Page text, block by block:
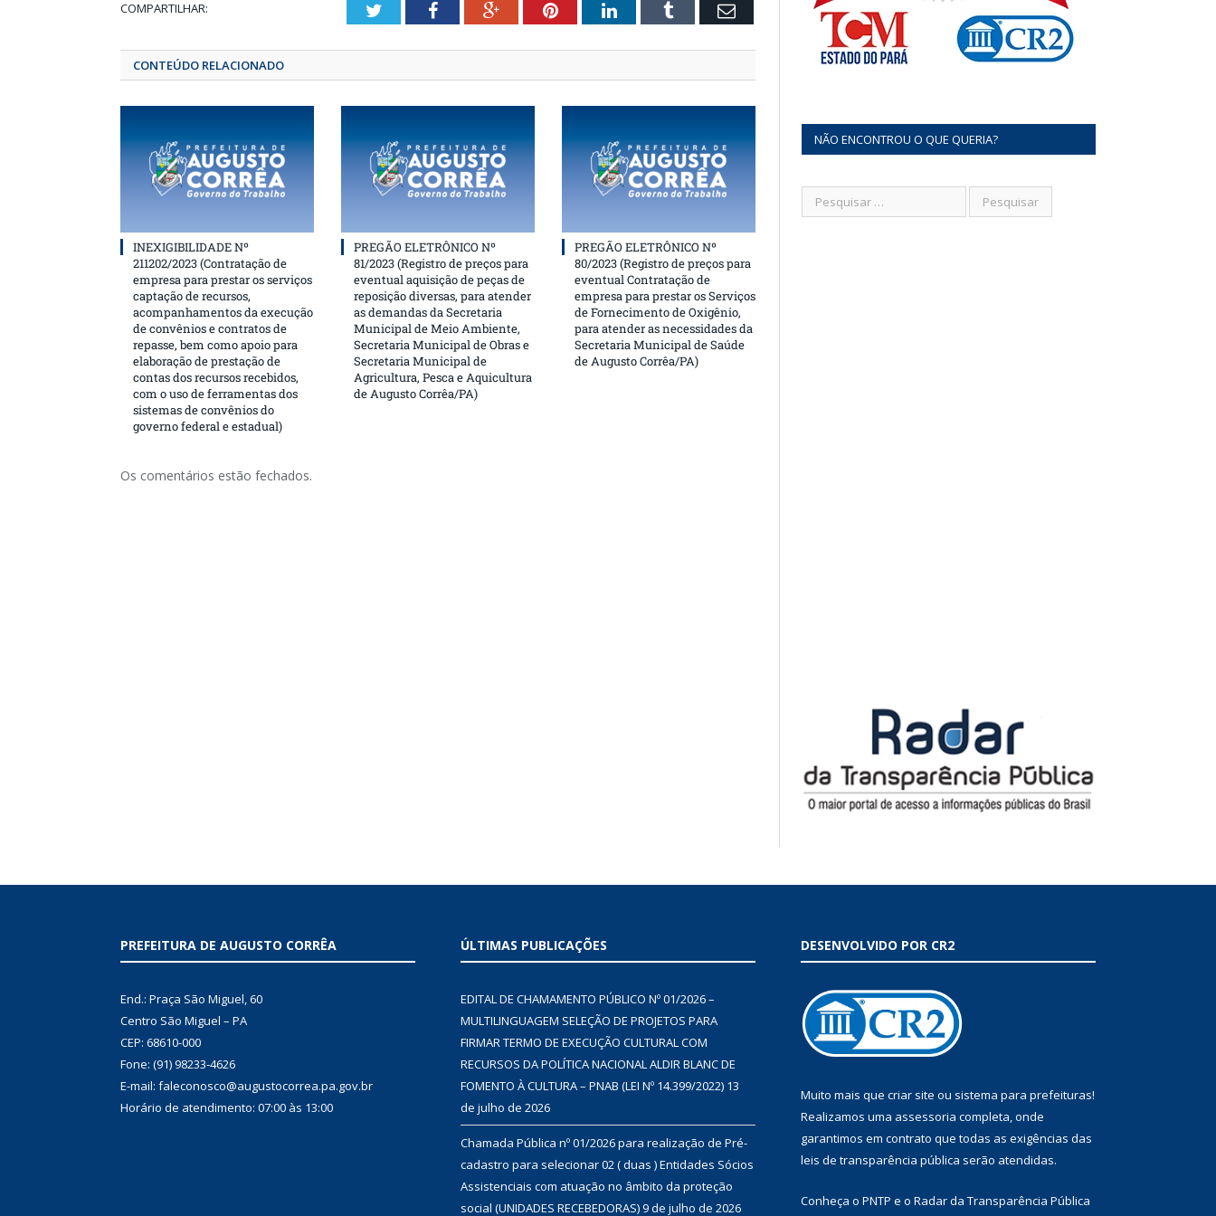
COMPARTILHAR: TwitterFacebookGoogle+Pinterest
LinkedInTumblrEmail
CONTEÚDO RELACIONADO
INEXIGIBILIDADE Nº
211202/2023 (Contratação de
empresa para prestar os serviços
captação de recursos,
acompanhamentos da execução
de convênios e contratos de
repasse, bem como apoio para
elaboração de prestação de
contas dos recursos recebidos,
com o uso de ferramentas dos
sistemas de convênios do
governo federal e estadual)
PREGÃO ELETRÔNICO Nº
81/2023 (Registro de preços para
eventual aquisição de peças de
reposição diversas, para atender
as demandas da Secretaria
Municipal de Meio Ambiente,
Secretaria Municipal de Obras e
Secretaria Municipal de
Agricultura, Pesca e Aquicultura
de Augusto Corrêa/PA)
PREGÃO ELETRÔNICO Nº
80/2023 (Registro de preços para
eventual Contratação de
empresa para prestar os Serviços
de Fornecimento de Oxigênio,
para atender as necessidades da
Secretaria Municipal de Saúde
de Augusto Corrêa/PA)
Os comentários estão fechados.
NÃO ENCONTROU O QUE QUERIA?
PREFEITURA DE AUGUSTO CORRÊA
End.: Praça São Miguel, 60
Centro São Miguel – PA
CEP: 68610-000
Fone: (91) 98233-4626
E-mail: faleconosco@augustocorrea.pa.gov.br
Horário de atendimento: 07:00 às 13:00
ÚLTIMAS PUBLICAÇÕES
EDITAL DE CHAMAMENTO PÚBLICO Nº 01/2026 –
MULTILINGUAGEM SELEÇÃO DE PROJETOS PARA
FIRMAR TERMO DE EXECUÇÃO CULTURAL COM
RECURSOS DA POLÍTICA NACIONAL ALDIR BLANC DE
FOMENTO À CULTURA – PNAB (LEI Nº 14.399/2022) 13
de julho de 2026
Chamada Pública nº 01/2026 para realização de Pré-
cadastro para selecionar 02 ( duas ) Entidades Sócios
Assistenciais com atuação no âmbito da proteção
social (UNIDADES RECEBEDORAS)9 de julho de 2026
DESENVOLVIDO POR CR2
Muito mais que criar site ou sistema para prefeituras!
Realizamos uma assessoria completa, onde
garantimos em contrato que todas as exigências das
leis de transparência pública serão atendidas.
Conheça o PNTP e o Radar da Transparência Pública